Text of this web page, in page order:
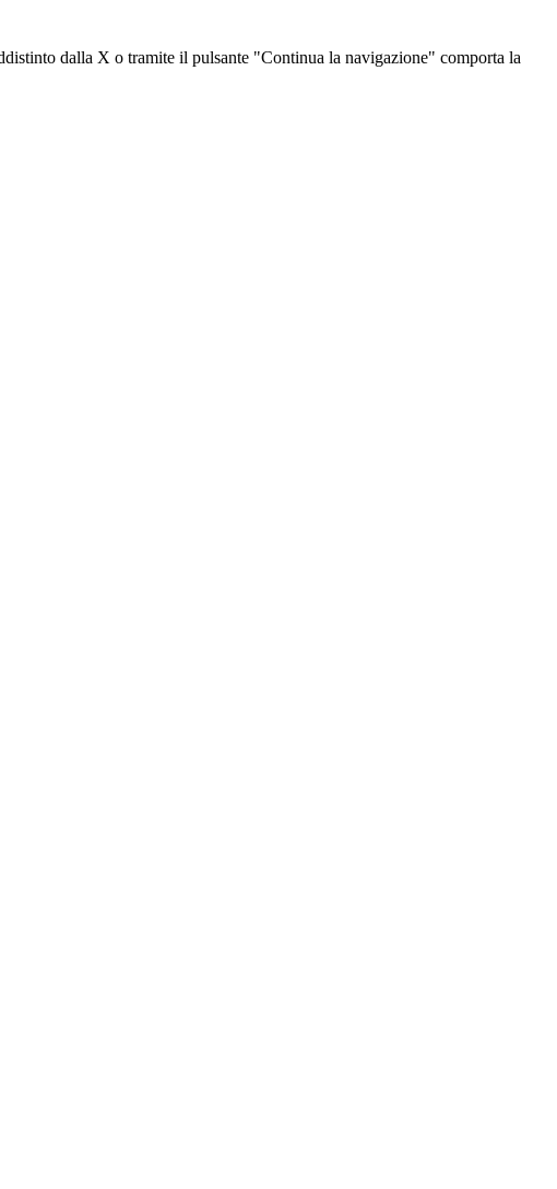
dalla X o tramite il pulsante "Continua la navigazione" comporta la